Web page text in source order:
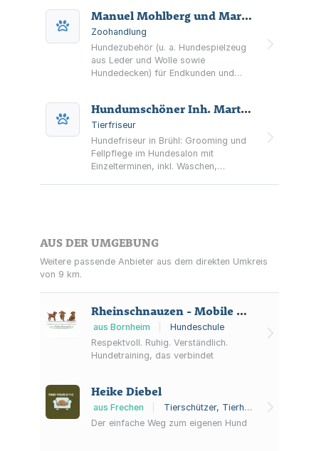
Manuel Mohlberg und Martin Auberger GbR Heimtierbedarf
Zoohandlung
Hundezubehör (u. a. Hundespielzeug
aus Leder und Wolle sowie
Hundedecken) für Endkunden und
Brühl.
Hundumschöner Inh. Martina Laumanns
Tierfriseur
Hundefriseur in Brühl: Grooming und
Fellpflege im Hundesalon mit
Einzelterminen, inkl. Waschen,
AUS DER UMGEBUNG
Weitere passende Anbieter aus dem direkten Umkreis
von 9 km.
Rheinschnauzen - Mobile Hundeschule & Verhaltensberatung
aus Bornheim
Hundeschule
Respektvoll. Ruhig. Verständlich.
Hundetraining, das verbindet
Heike Diebel
aus Frechen
Tierschützer, Tierheim
Der einfache Weg zum eigenen Hund